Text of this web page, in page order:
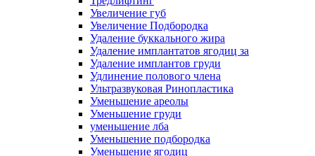
Увеличение губ
Увеличение Подбородка
Удаление буккального жира
Удаление имплантатов ягодиц за
Удаление имплантов груди
Удлинение полового члена
Ультразвуковая Ринопластика
Уменьшение ареолы
Уменьшение груди
уменьшение лба
Уменьшение подбородка
Уменьшение ягодиц